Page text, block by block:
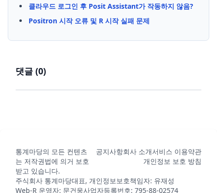
클라우드 로그인 후 Posit Assistant가 작동하지 않음?
Positron 시작 오류 및 R 시작 실패 문제
댓글 (0)
통계마당의 모든 컨텐츠
는 저작권법에 의거 보호
받고 있습니다.
공지사항회사 소개서비스 이용약관
개인정보 보호 방침
주식회사 통계마당대표, 개인정보보호책임자: 유재성
Web-R 운영자: 문건웅사업자등록번호: 795-88-02574